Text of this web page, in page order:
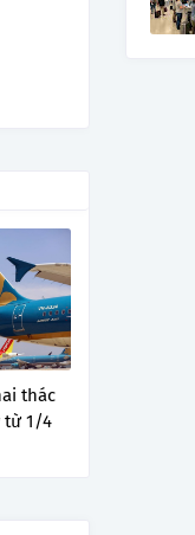
thác
từ 1/4